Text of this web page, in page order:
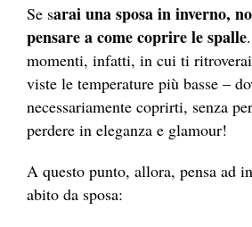
Se sarai una sposa in inverno,
pensare a come coprire le spalle
momenti, infatti, in cui ti ritroverai
viste le temperature più basse –
necessariamente coprirti, senza
perdere in eleganza e glamour!
A questo punto, allora, pensa ad
abito da sposa: